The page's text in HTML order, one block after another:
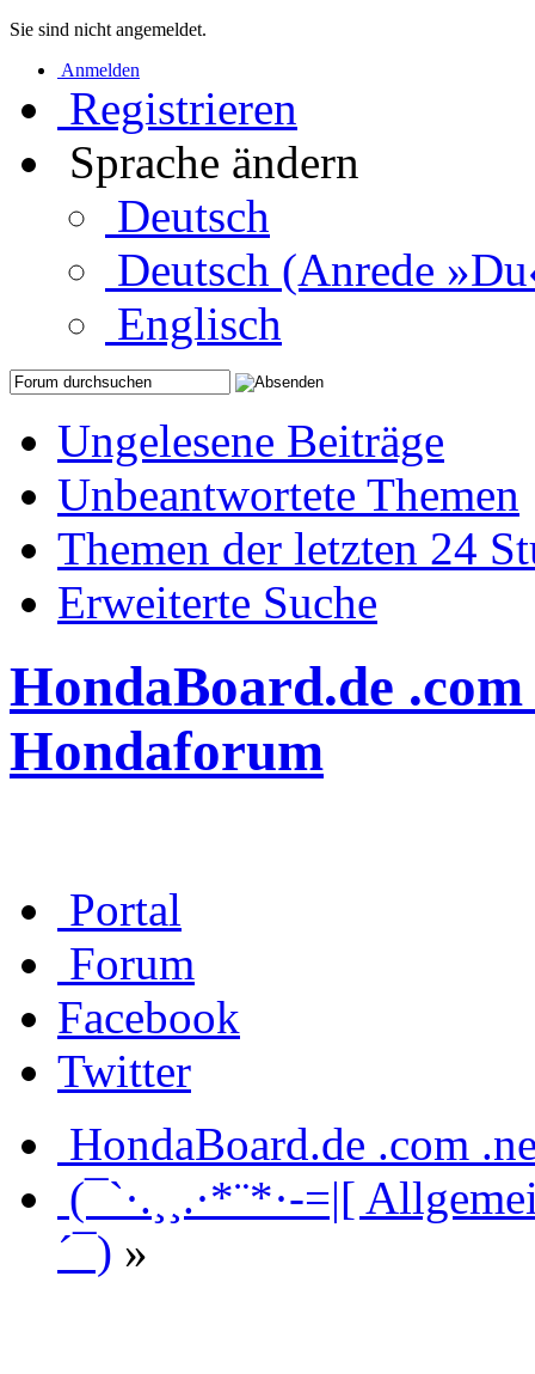
Sie sind nicht angemeldet.
Anmelden
Registrieren
Sprache ändern
Deutsch
Deutsch (Anrede
Englisch
Ungelesene Beiträge
Unbeantwortete Themen
Themen der letzten 24
Erweiterte Suche
HondaBoard.de
Hondaforum
Portal
Forum
Facebook
Twitter
HondaBoard.de .com
(¯`·.¸¸.·*¨*·-=|[
´¯) »